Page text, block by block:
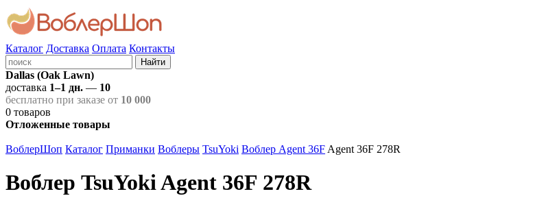
Каталог Доставка Оплата Контакты
Найти
Dallas (Oak Lawn)
доставка 1–1 дн. — 10
бесплатно при заказе от 10 000
0 товаров
Отложенные товары
ВоблерШоп Каталог Приманки Воблеры TsuYoki Воблер Agent 36F Agent 36F 278R
Воблер TsuYoki Agent 36F 278R